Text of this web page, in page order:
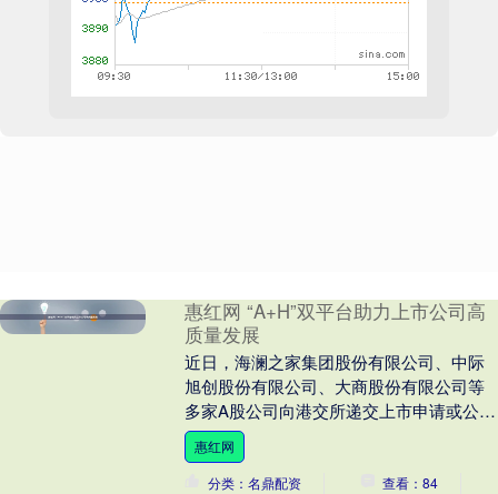
惠红网 “A+H”双平台助力上市公司高
质量发展
近日，海澜之家集团股份有限公司、中际
旭创股份有限公司、大商股份有限公司等
多家A股公司向港交所递交上市申请或公布
赴港上市计划，拟加入日渐壮大的“A+H”上
市队伍。....
惠红网
分类：名鼎配资
查看：84